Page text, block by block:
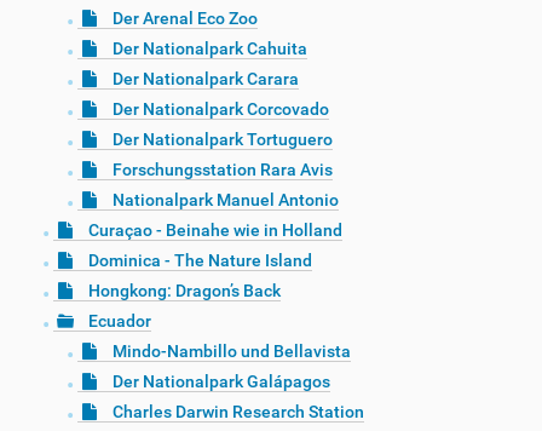
Der Arenal Eco Zoo
Der Nationalpark Cahuita
Der Nationalpark Carara
Der Nationalpark Corcovado
Der Nationalpark Tortuguero
Forschungsstation Rara Avis
Nationalpark Manuel Antonio
Curaçao - Beinahe wie in Holland
Dominica - The Nature Island
Hongkong: Dragon’s Back
Ecuador
Mindo-Nambillo und Bellavista
Der Nationalpark Galápagos
Charles Darwin Research Station